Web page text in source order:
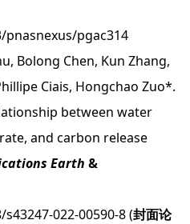
pgac314
Bolong Chen, Kun Zhang,
Ciais, Hongchao Zuo*.
between water
and carbon release
Earth &
022-00590-8 (封面论